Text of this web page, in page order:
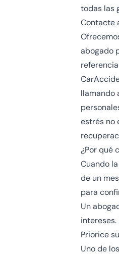
todas las
Contacte
abogado
llamando
estrés no
¿Por qué
Cuando
de un
para
Un
Priorice
Uno de